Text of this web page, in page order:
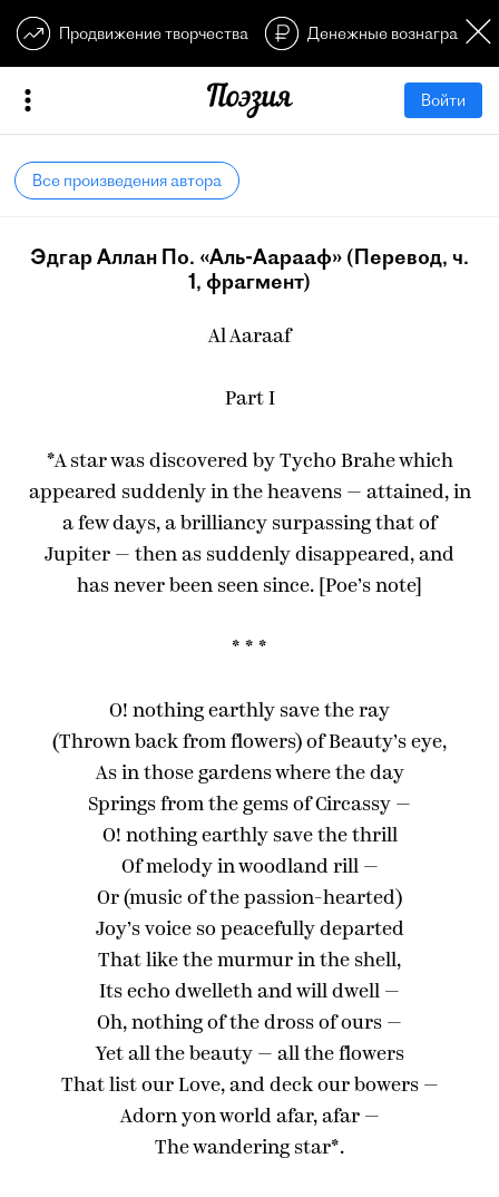
Продвижение творчества Денежные
Войти
Все произведения автора
Эдгар Аллан По. «Аль-Аарааф» (Перевод, ч.
1, фрагмент)
Al Aaraaf
Part I
*A star was discovered by Tycho Brahe which
appeared suddenly in the heavens — attained, in
a few days, a brilliancy surpassing that of
Jupiter — then as suddenly disappeared, and
has never been seen since. [Poe’s note]
* * *
O! nothing earthly save the ray
(Thrown back from flowers) of Beauty’s eye,
As in those gardens where the day
Springs from the gems of Circassy —
O! nothing earthly save the thrill
Of melody in woodland rill —
Or (music of the passion-hearted)
Joy’s voice so peacefully departed
That like the murmur in the shell,
Its echo dwelleth and will dwell —
Oh, nothing of the dross of ours —
Yet all the beauty — all the flowers
That list our Love, and deck our bowers —
Adorn yon world afar, afar —
The wandering star*.